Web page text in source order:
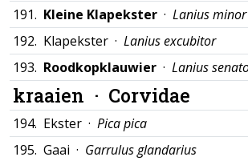
191. Kleine Klapekster · Lanius minor
192. Klapekster · Lanius excubitor
193. Roodkopklauwier · Lanius
kraaien · Corvidae
194. Ekster · Pica pica
195. Gaai · Garrulus glandarius